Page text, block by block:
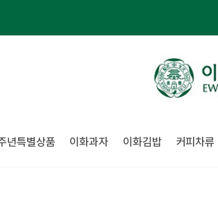
년특별상품 이화과자 이화김밥 커피차류